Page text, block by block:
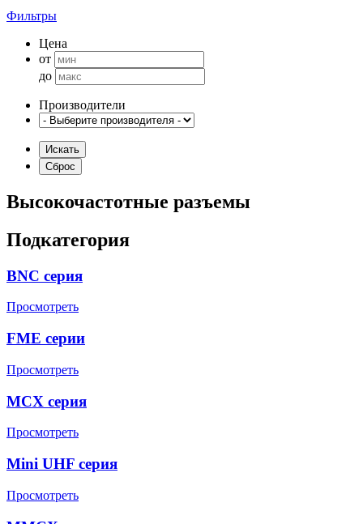
Фильтры
Цена
от
до
Производители
Высокочастотные разъемы
Подкатегория
BNC серия
Просмотреть
FME серии
Просмотреть
MCX серия
Просмотреть
Mini UHF серия
Просмотреть